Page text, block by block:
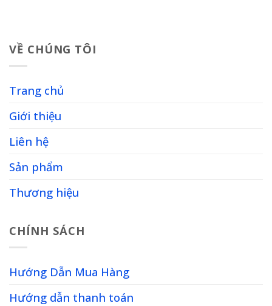
VỀ CHÚNG TÔI
Trang chủ
Giới thiệu
Liên hệ
Sản phẩm
Thương hiệu
CHÍNH SÁCH
Hướng Dẫn Mua Hàng
Hướng dẫn thanh toán